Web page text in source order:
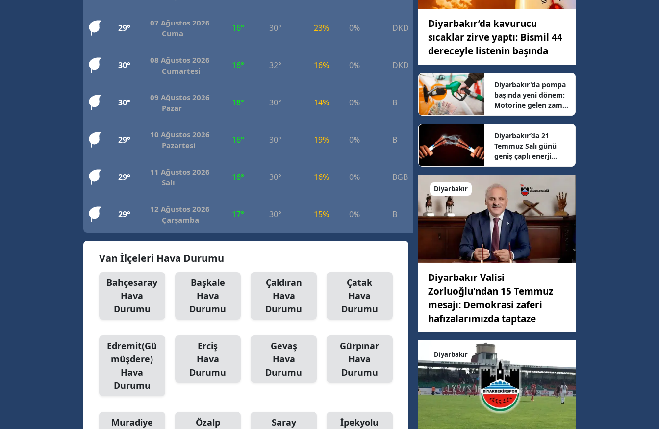
29°
07 Ağustos 2026
Cuma
16° 30° 23% 0% DKD 7.99 km/h
30°
08 Ağustos 2026
Cumartesi
16° 32° 16% 0% DKD 3.62 km/h
30°
09 Ağustos 2026
Pazar
18° 30° 14% 0% B 6.23 km/h
29°
10 Ağustos 2026
Pazartesi
16° 30° 19% 0% B 7.77 km/h
29°
11 Ağustos 2026
Salı
16° 30° 16% 0% BGB 9.52 km/h
29°
12 Ağustos 2026
Çarşamba
17° 30° 15% 0% B 8.57 km/h
Van İlçeleri Hava Durumu
Bahçesaray
Hava
Durumu
Başkale
Hava
Durumu
Çaldıran
Hava
Durumu
Çatak
Hava
Durumu
Edremit(Gü
müşdere)
Hava
Durumu
Erciş
Hava
Durumu
Gevaş
Hava
Durumu
Gürpınar
Hava
Durumu
Muradiye
Özalp
Saray
İpekyolu
Diyarbakır’da kavurucu
sıcaklar zirve yaptı: Bismil 44
dereceyle listenin başında
Diyarbakır'da pompa
başında yeni dönem:
Motorine gelen zam
sonrası güncel fiyatlar
belli oldu
Diyarbakır’da 21
Temmuz Salı günü
geniş çaplı enerji
mesaisi: 16 ilçede
elektrikler kesilecek
Diyarbakır
Diyarbakır Valisi
Zorluoğlu'ndan 15 Temmuz
mesajı: Demokrasi zaferi
hafızalarımızda taptaze
Diyarbakır